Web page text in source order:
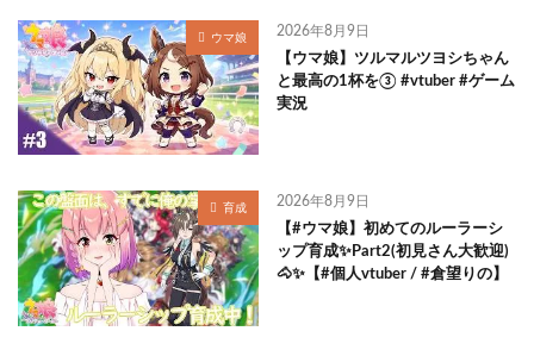
ウマ娘 2026年8月9日
【ウマ娘】ツルマルツヨシちゃん
と最高の1杯を③ #vtuber #ゲーム
実況
育成 2026年8月9日
【#ウマ娘】初めてのルーラーシ
ップ育成✨Part2(初見さん大歓迎)
🐴✨【#個人vtuber / #倉望りの】